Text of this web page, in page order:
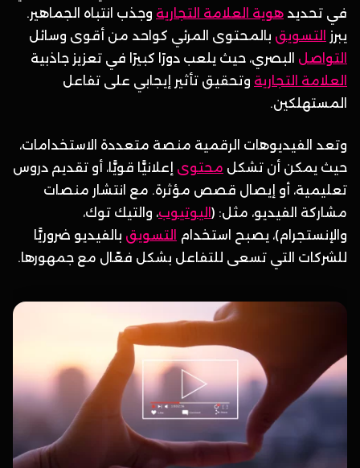
في تحديد هوية العلامة التجارية وجذب انتباه الجماهير.
يبرز
التسويق بالمحتوى المرئي كواحد من أقوى وسائل
التواصل البصري، حيث يلعب دورًا كبيرًا في تعزيز جاذبية
العلامة التجارية وتحقيق تأثير إيجابي على تفاعل
المستهلكين.
وتعد الفيديوهات الرقمية منصة متعددة الاستخدامات،
حيث يمكن أن تشكل محتوى إعلانيًّا قويًّا، أو تقديم دروس
تعليمية، أو إيصال قصص مؤثرة. مع انتشار منصات
مشاركة الفيديو، مثل: ( اليوتيوب، والتيك توك،
والإنستجرام)، يصبح استخدام
التسويق بالفيديو ضروريًّا
للشركات التي تسعى للتفاعل بشكل فعّال مع جمهورها.